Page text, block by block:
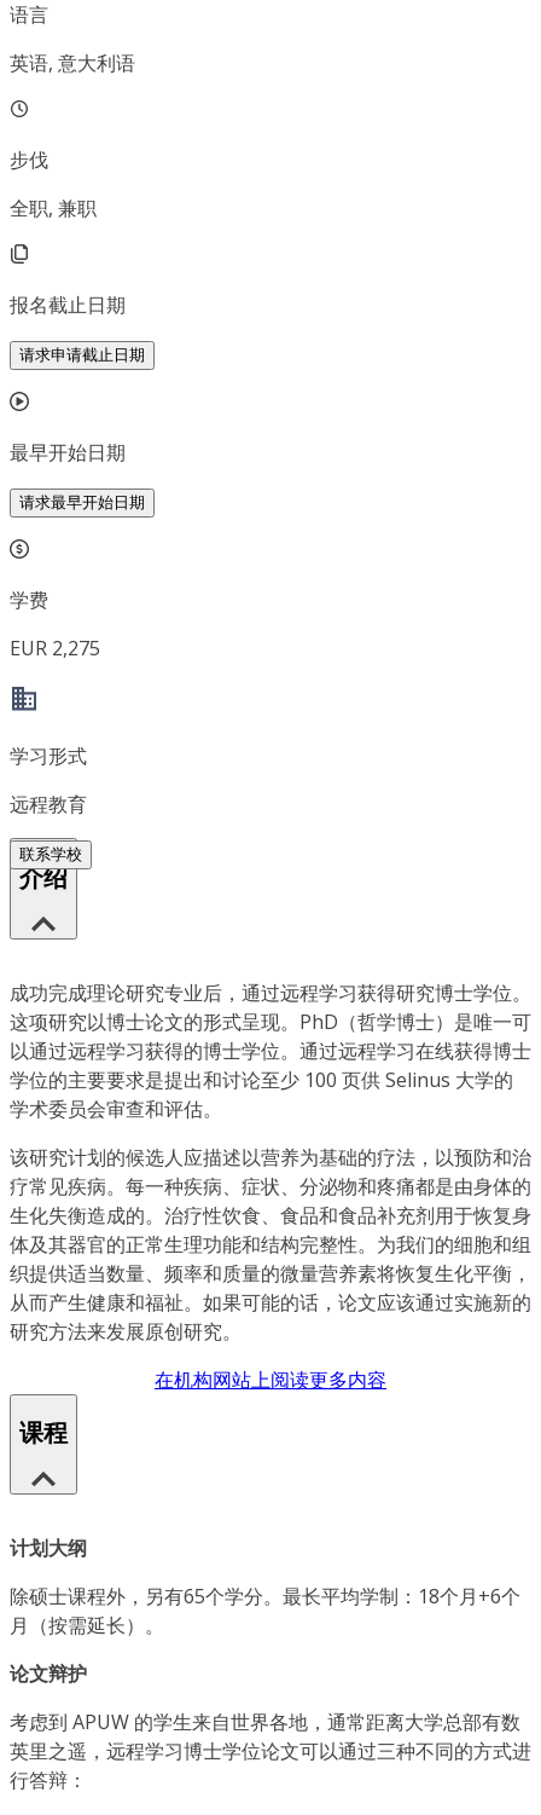
语言
英语, 意大利语
步伐
全职, 兼职
报名截止日期
请求申请截止日期
最早开始日期
请求最早开始日期
学费
EUR 2,275
学习形式
远程教育
联系学校
介绍
成功完成理论研究专业后，通过远程学习获得研究博士学位。
这项研究以博士论文的形式呈现。PhD（哲学博士）是唯一可
以通过远程学习获得的博士学位。通过远程学习在线获得博士
学位的主要要求是提出和讨论至少 100 页供 Selinus 大学的
学术委员会审查和评估。
该研究计划的候选人应描述以营养为基础的疗法，以预防和治
疗常见疾病。每一种疾病、症状、分泌物和疼痛都是由身体的
生化失衡造成的。治疗性饮食、食品和食品补充剂用于恢复身
体及其器官的正常生理功能和结构完整性。为我们的细胞和组
织提供适当数量、频率和质量的微量营养素将恢复生化平衡，
从而产生健康和福祉。如果可能的话，论文应该通过实施新的
研究方法来发展原创研究。
在机构网站上阅读更多内容
课程
计划大纲
除硕士课程外，另有65个学分。最长平均学制：18个月+6个
月（按需延长）。
论文辩护
考虑到 APUW 的学生来自世界各地，通常距离大学总部有数
英里之遥，远程学习博士学位论文可以通过三种不同的方式进
行答辩：